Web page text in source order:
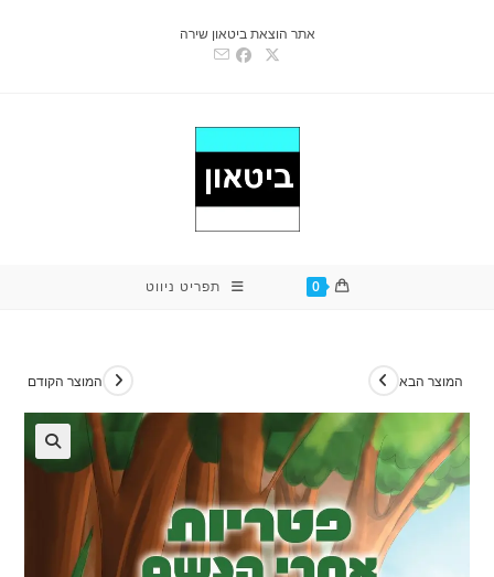
אתר הוצאת ביטאון שירה
0 תפריט ניווט
המוצר הקודם המוצר הבא